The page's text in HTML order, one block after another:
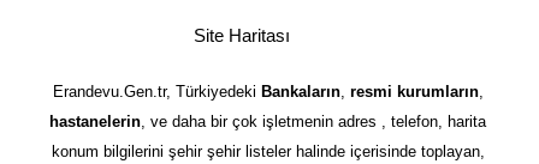
Site Haritası
Erandevu.Gen.tr, Türkiyedeki Bankaların, resmi kurumların,
hastanelerin, ve daha bir çok işletmenin adres , telefon, harita
konum bilgilerini şehir şehir listeler halinde içerisinde toplayan,